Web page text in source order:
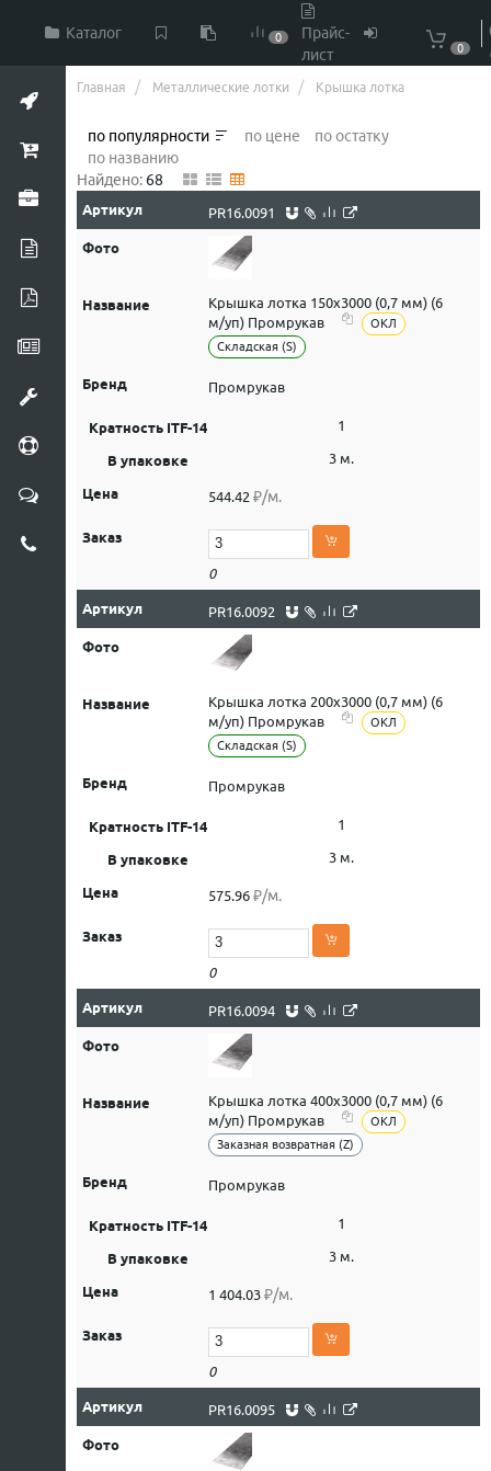
Каталог 0
Прайс-
лист
0
Главная Металлические лотки Крышка лотка
по популярности по цене
по остатку
по названию
Найдено: 68
PR16.0091
Крышка лотка 150х3000 (0,7 мм) (6
м/уп) Промрукав
ОКЛ
Складская (S)
Промрукав
1
3 м.
544.42 ₽/м.
0
PR16.0092
Крышка лотка 200х3000 (0,7 мм) (6
м/уп) Промрукав
ОКЛ
Складская (S)
Промрукав
1
3 м.
575.96 ₽/м.
0
PR16.0094
Крышка лотка 400х3000 (0,7 мм) (6
м/уп) Промрукав
ОКЛ
Заказная возвратная (Z)
Промрукав
1
3 м.
1 404.03 ₽/м.
0
PR16.0095